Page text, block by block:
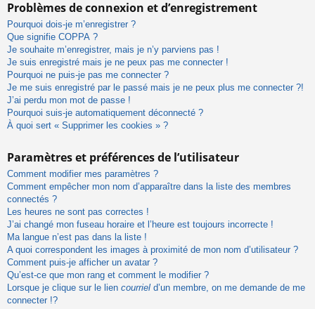
Problèmes de connexion et d’enregistrement
Pourquoi dois-je m’enregistrer ?
Que signifie COPPA ?
Je souhaite m’enregistrer, mais je n’y parviens pas !
Je suis enregistré mais je ne peux pas me connecter !
Pourquoi ne puis-je pas me connecter ?
Je me suis enregistré par le passé mais je ne peux plus me connecter ?!
J’ai perdu mon mot de passe !
Pourquoi suis-je automatiquement déconnecté ?
À quoi sert « Supprimer les cookies » ?
Paramètres et préférences de l’utilisateur
Comment modifier mes paramètres ?
Comment empêcher mon nom d’apparaître dans la liste des membres
connectés ?
Les heures ne sont pas correctes !
J’ai changé mon fuseau horaire et l’heure est toujours incorrecte !
Ma langue n’est pas dans la liste !
A quoi correspondent les images à proximité de mon nom d’utilisateur ?
Comment puis-je afficher un avatar ?
Qu’est-ce que mon rang et comment le modifier ?
Lorsque je clique sur le lien courriel d’un membre, on me demande de me
connecter !?